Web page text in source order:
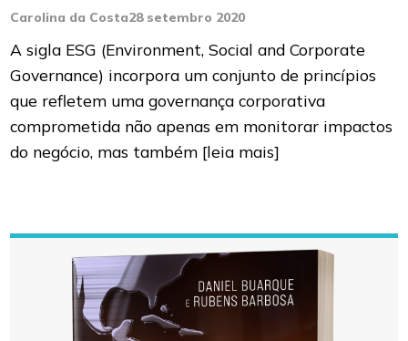
Carolina da Costa28 setembro 2020
A sigla ESG (Environment, Social and Corporate
Governance) incorpora um conjunto de princípios
que refletem uma governança corporativa
comprometida não apenas em monitorar impactos
do negócio, mas também [leia mais]